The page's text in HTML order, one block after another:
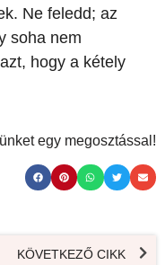
Ne feledd; az
soha nem
hogy a kétely
egy megosztással!
KÖVETKEZŐ CIKK